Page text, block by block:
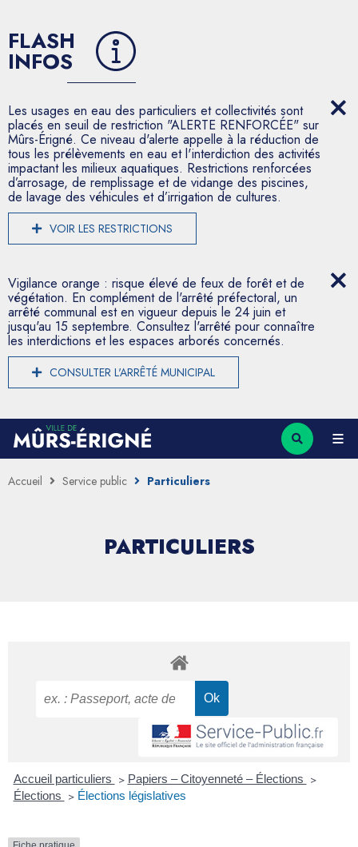
FLASH
INFOS
Les usages en eau des particuliers et collectivités sont
placés en seuil de restriction "ALERTE RENFORCÉE" sur
Mûrs-Érigné. Ce niveau d'alerte appelle à la réduction de
tous les prélèvements en eau et l'interdiction des activités
impactant les milieux aquatiques. Restrictions renforcées
d’arrosage, de remplissage et de vidange des piscines,
de lavage des véhicules et d’irrigation de cultures.
VOIR LES RESTRICTIONS
Vigilance orange : risque élevé de feux de forêt et de
végétation. En complément de l'arrêté préfectoral, un
arrêté communal est en vigueur depuis le 24 juin et
jusqu'au 15 septembre. Consultez l'arrêté pour connaître
les interdictions et les espaces arborés concernés.
CONSULTER L'ARRÊTÉ MUNICIPAL
Accueil Service public Particuliers
PARTICULIERS
Accueil particuliers > Papiers – Citoyenneté – Élections >
Élections > Élections législatives